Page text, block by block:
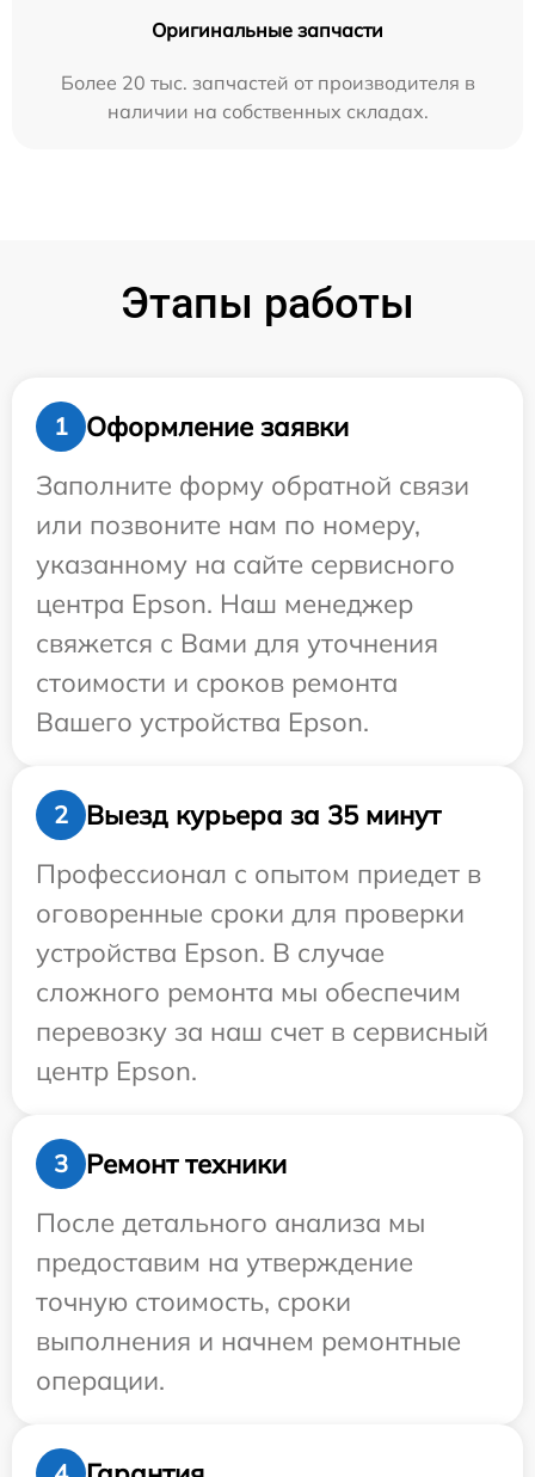
Оригинальные запчасти
Более 20 тыс. запчастей от производителя в
наличии на собственных складах.
Этапы работы
1
Оформление заявки
Заполните форму обратной связи
или позвоните нам по номеру,
указанному на сайте сервисного
центра Epson. Наш менеджер
свяжется с Вами для уточнения
стоимости и сроков ремонта
Вашего устройства Epson.
2
Выезд курьера за 35 минут
Профессионал с опытом приедет в
оговоренные сроки для проверки
устройства Epson. В случае
сложного ремонта мы обеспечим
перевозку за наш счет в сервисный
центр Epson.
3
Ремонт техники
После детального анализа мы
предоставим на утверждение
точную стоимость, сроки
выполнения и начнем ремонтные
операции.